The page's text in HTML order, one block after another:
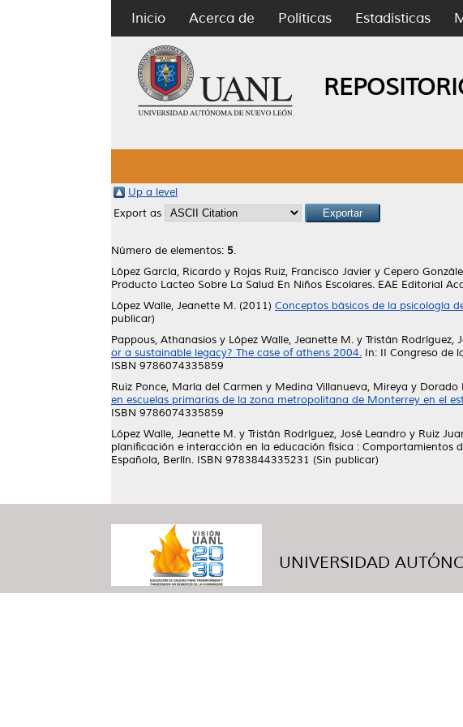
Inicio Acerca de Políticas Estadísticas
Up a level
Export as
Número de elementos: 5.
López García, Ricardo y Rojas Ruiz, Francisco Javier y Cepero
Producto Lacteo Sobre La Salud En Niños Escolares. EAE Editorial
López Walle, Jeanette M. (2011) Conceptos básicos de la psicología
publicar)
Pappous, Athanasios y López Walle, Jeanette M. y Tristán Rodríguez,
or a sustainable legacy? The case of athens 2004. In: II Congreso de
ISBN 9786074335859
Ruiz Ponce, María del Carmen y Medina Villanueva, Mireya y Dorado
en escuelas primarias de la zona metropolitana de Monterrey en el
ISBN 9786074335859
López Walle, Jeanette M. y Tristán Rodríguez, José Leandro y Ruiz
planificación e interacción en la educación física : Comportamientos
Española, Berlín. ISBN 9783844335231 (Sin publicar)
UNIVERSIDAD